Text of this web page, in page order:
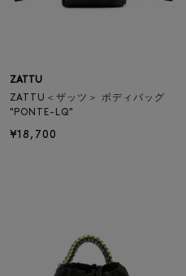
ZATTU
ZATTU＜ザッツ＞ ボディバッグ
"PONTE-LQ"
¥18,700